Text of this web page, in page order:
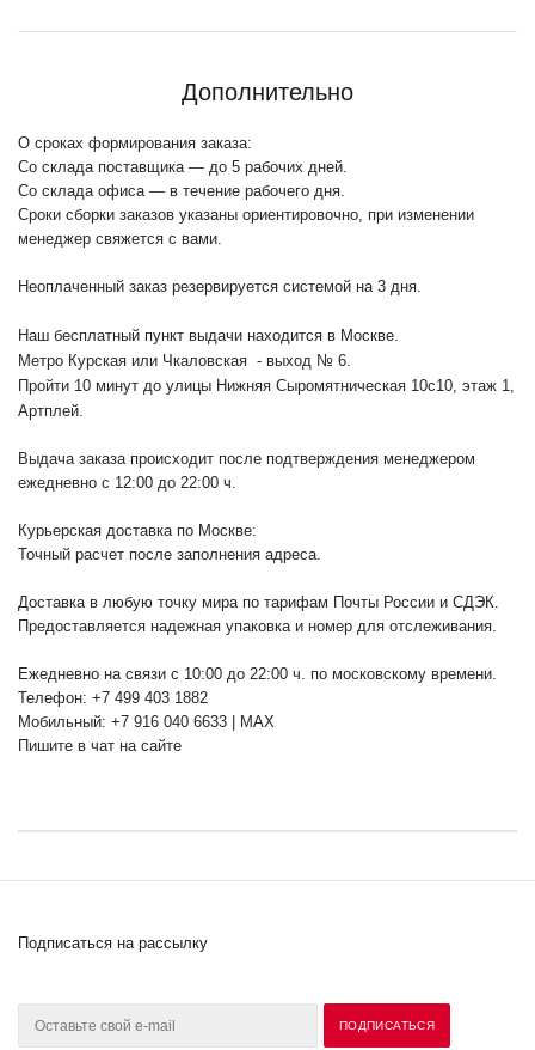
Дополнительно
О сроках формирования заказа:
Со склада поставщика — до 5 рабочих дней.
Со склада офиса — в течение рабочего дня.
Сроки сборки заказов указаны ориентировочно, при изменении
менеджер свяжется с вами.
Неоплаченный заказ резервируется системой на 3 дня.
Наш бесплатный пункт выдачи находится в Москве.
Метро Курская или Чкаловская - выход № 6.
Пройти 10 минут до улицы Нижняя Сыромятническая 10с10, этаж 1,
Артплей.
Выдача заказа происходит после подтверждения менеджером
ежедневно с 12:00 до 22:00 ч.
Курьерская доставка по Москве:
Точный расчет после заполнения адреса.
Доставка в любую точку мира по тарифам Почты России и СДЭК.
Предоставляется надежная упаковка и номер для отслеживания.
Ежедневно на связи с 10:00 до 22:00 ч. по московскому времени.
Телефон: +7 499 403 1882
Мобильный: +7 916 040 6633 | MAX
Пишите в чат на сайте
Подписаться на рассылку